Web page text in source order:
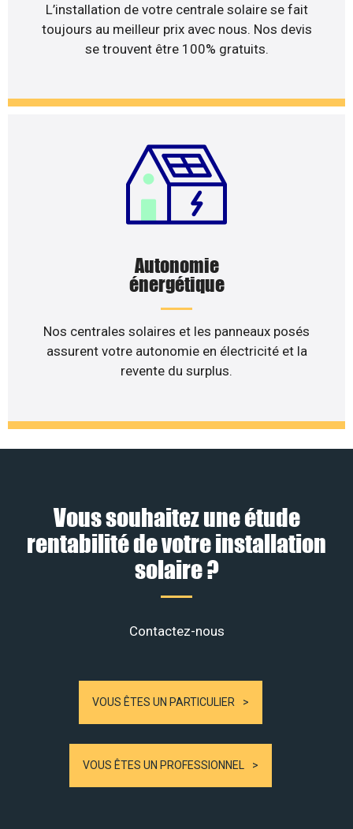
L’installation de votre centrale solaire se fait
toujours au meilleur prix avec nous. Nos devis
se trouvent être 100% gratuits.
Autonomie
énergétique
Nos centrales solaires et les panneaux posés
assurent votre autonomie en électricité et la
revente du surplus.
Vous souhaitez une étude
rentabilité de votre installation
solaire ?
Contactez-nous
VOUS ÊTES UN PARTICULIER
VOUS ÊTES UN PROFESSIONNEL